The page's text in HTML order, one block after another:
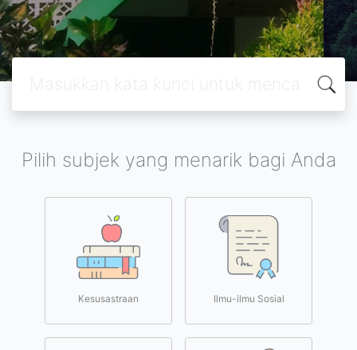
Pilih subjek yang menarik bagi Anda
Kesusastraan Ilmu-ilmu Sosial